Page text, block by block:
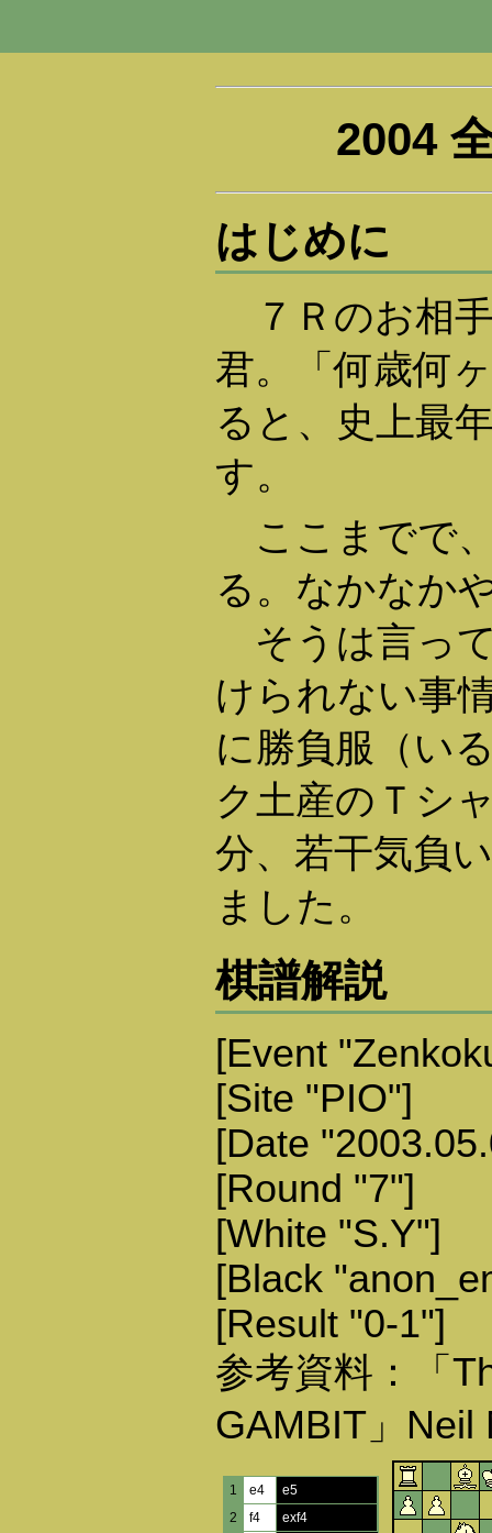
2004
はじめに
７Ｒのお相
君。「何歳何
ると、史上最
す。
ここまでで
る。なかなか
そうは言っ
けられない事
に勝負服（い
ク土産のＴシ
分、若干気負
ました。
棋譜解説
[Event
[Site "PIO"]
[Date
[Round "7"]
[White "S.Y"]
[Black
[Result "0-1"]
参考資料：「
GAMBIT」Neil
1 e4
e5
2
f4
exf4